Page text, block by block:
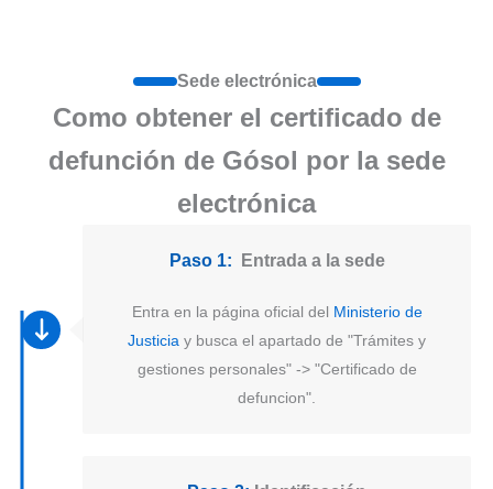
Sede electrónica
Como obtener el certificado de
defunción de Gósol por la sede
electrónica
Paso 1: Entrada a la sede
Entra en la página oficial del Ministerio de
Justicia y busca el apartado de "Trámites y
gestiones personales" -> "Certificado de
defuncion".